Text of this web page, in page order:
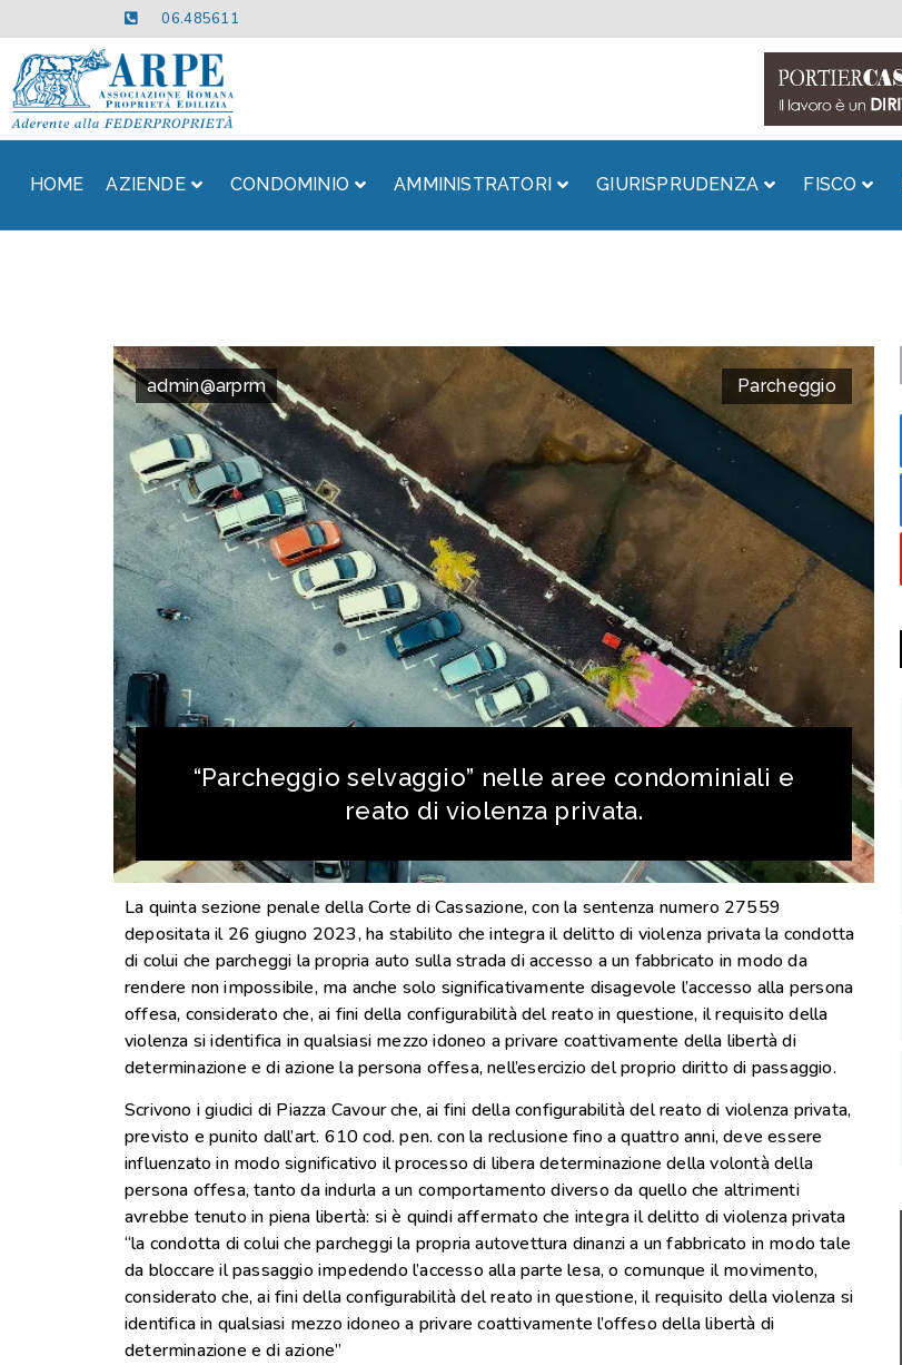
06.485611
HOME AZIENDE CONDOMINIO AMMINISTRATORI GIURISPRUDENZA FISCO
admin@arprm Parcheggio
“Parcheggio selvaggio” nelle aree condominiali e
reato di violenza privata.
La quinta sezione penale della Corte di Cassazione, con la sentenza numero 27559
depositata il 26 giugno 2023, ha stabilito che integra il delitto di violenza privata la condotta
di colui che parcheggi la propria auto sulla strada di accesso a un fabbricato in modo da
rendere non impossibile, ma anche solo significativamente disagevole l’accesso alla persona
offesa, considerato che, ai fini della configurabilità del reato in questione, il requisito della
violenza si identifica in qualsiasi mezzo idoneo a privare coattivamente della libertà di
determinazione e di azione la persona offesa, nell’esercizio del proprio diritto di passaggio.
Scrivono i giudici di Piazza Cavour che, ai fini della configurabilità del reato di violenza privata,
previsto e punito dall’art. 610 cod. pen. con la reclusione fino a quattro anni, deve essere
influenzato in modo significativo il processo di libera determinazione della volontà della
persona offesa, tanto da indurla a un comportamento diverso da quello che altrimenti
avrebbe tenuto in piena libertà: si è quindi affermato che integra il delitto di violenza privata
“la condotta di colui che parcheggi la propria autovettura dinanzi a un fabbricato in modo tale
da bloccare il passaggio impedendo l’accesso alla parte lesa, o comunque il movimento,
considerato che, ai fini della configurabilità del reato in questione, il requisito della violenza si
identifica in qualsiasi mezzo idoneo a privare coattivamente l’offeso della libertà di
determinazione e di azione”